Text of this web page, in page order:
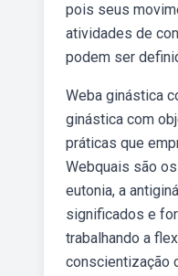
pois seus
atividades de
podem ser
Weba ginástica
ginástica com
práticas que
Webquais são
eutonia, a
significados e
trabalhando a
conscientização